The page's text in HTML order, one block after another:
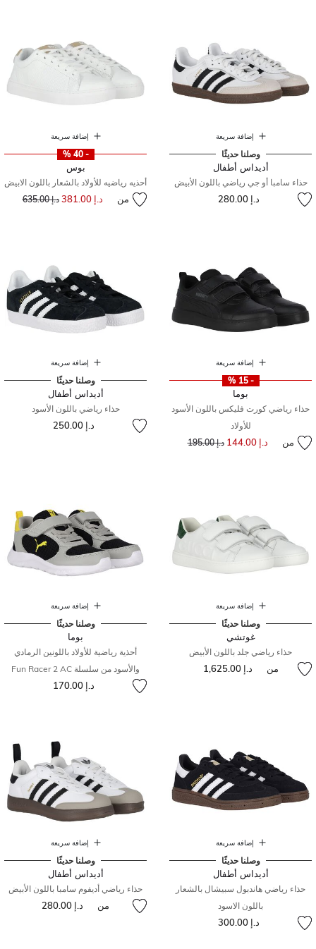
إضافة سريعة
وصلنا حديثًا
أديداس أطفال
حذاء سامبا أو جي رياضي باللون الأبيض
د.إ 280.00
إضافة سريعة
- 40 %
بوس
أحذيه رياضيه للأولاد بالشعار باللون الابيض
من د.إ 381.00 سعر مخفض من
د.إ 635.00 إلى
إضافة سريعة
- 15 %
بوما
حذاء رياضي كورت فليكس باللون الأسود
للأولاد
من د.إ 144.00 سعر مخفض مند.إ 195.00
إضافة سريعة
وصلنا حديثًا
أديداس أطفال
حذاء رياضي باللون الأسود
د.إ 250.00
إضافة سريعة
وصلنا حديثًا
غوتشي
حذاء رياضي جلد باللون الأبيض
من د.إ 1,625.00
إضافة سريعة
وصلنا حديثًا
بوما
أحذية رياضية للأولاد باللونين الرمادي
والأسود من سلسلة Fun Racer 2 AC
د.إ 170.00
إضافة سريعة
وصلنا حديثًا
أديداس أطفال
حذاء رياضي هاندبول سبيشال بالشعار
باللون الاسود
د.إ 300.00
إضافة سريعة
وصلنا حديثًا
أديداس أطفال
حذاء رياضي أديفوم سامبا باللون الأبيض
من د.إ 280.00